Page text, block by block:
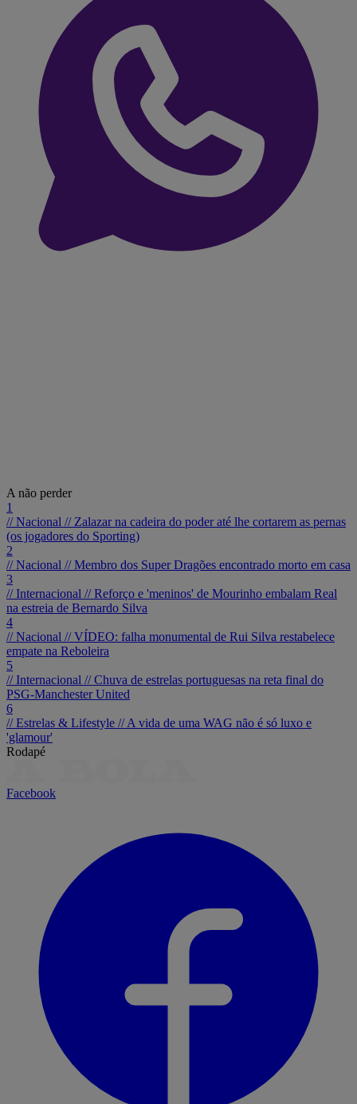
A não perder
1
// Nacional // Zalazar na cadeira do poder até lhe cortarem as pernas
(os jogadores do Sporting)
2
// Nacional //Membro dos Super Dragões encontrado morto em casa
3
// Internacional //Reforço e 'meninos' de Mourinho embalam Real
na estreia de Bernardo Silva
4
// Nacional //VÍDEO: falha monumental de Rui Silva restabelece
empate na Reboleira
5
// Internacional //Chuva de estrelas portuguesas na reta final do
PSG-Manchester United
6
// Estrelas & Lifestyle //A vida de uma WAG não é só luxo e
'glamour'
Rodapé
Facebook